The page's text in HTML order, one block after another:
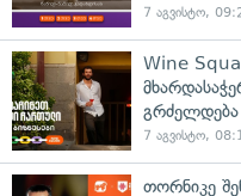
7 აგვისტო,
Wine
გრძელდება
7 აგვისტო,
თორნიკე